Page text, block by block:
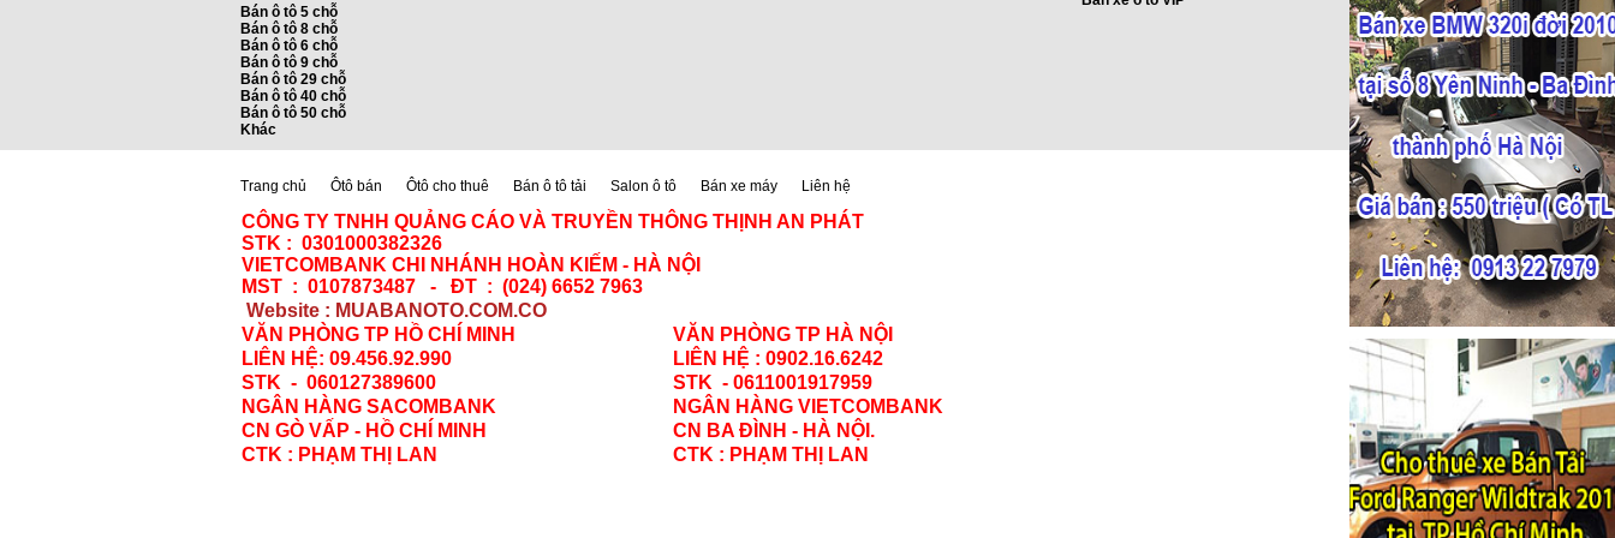
Bán ô tô 5 chỗ
Bán ô tô 8 chỗ
Bán ô tô 6 chỗ
Bán ô tô 9 chỗ
Bán ô tô 29 chỗ
Bán ô tô 40 chỗ
Bán ô tô 50 chỗ
Khác
Trang chủ Ôtô bán Ôtô cho thuê Bán ô tô tải Salon ô tô Bán xe máy Liên hệ
CÔNG TY TNHH QUẢNG CÁO VÀ TRUYỀN THÔNG THỊNH AN PHÁT
STK : 0301000382326
VIETCOMBANK CHI NHÁNH HOÀN KIẾM - HÀ NỘI
MST : 0107873487 - ĐT : (024) 6652 7963
Website : MUABANOTO.COM.CO
VĂN PHÒNG TP HỒ CHÍ MINH
VĂN PHÒNG TP HÀ NỘI
LIÊN HỆ: 09.456.92.990
LIÊN HỆ : 0902.16.6242
STK - 060127389600
STK - 0611001917959
NGÂN HÀNG SACOMBANK
NGÂN HÀNG VIETCOMBANK
CN GÒ VẤP - HỒ CHÍ MINH
CN BA ĐÌNH - HÀ NỘI.
CTK : PHẠM THỊ LAN
CTK : PHẠM THỊ LAN